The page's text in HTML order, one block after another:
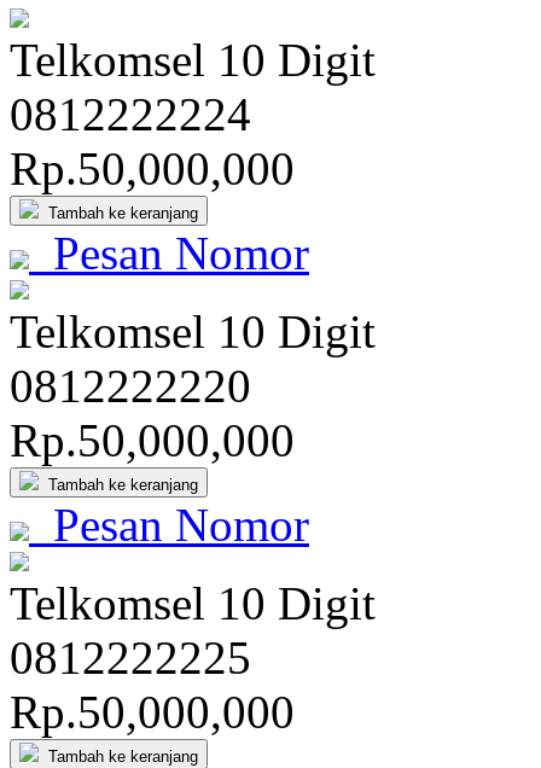
Telkomsel 10 Digit
0812222224
Rp.50,000,000
Tambah ke keranjang
Pesan Nomor
Telkomsel 10 Digit
0812222220
Rp.50,000,000
Tambah ke keranjang
Pesan Nomor
Telkomsel 10 Digit
0812222225
Rp.50,000,000
Tambah ke keranjang